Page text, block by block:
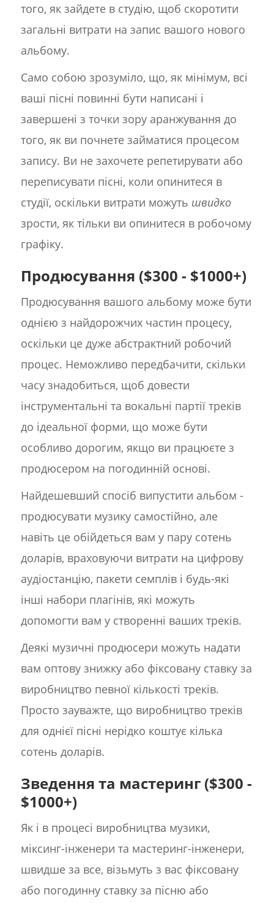
того, як зайдете в студію, щоб скоротити
загальні витрати на запис вашого нового
альбому.
Само собою зрозуміло, що, як мінімум, всі
ваші пісні повинні бути написані і
завершені з точки зору аранжування до
того, як ви почнете займатися процесом
запису. Ви не захочете репетирувати або
переписувати пісні, коли опинитеся в
студії, оскільки витрати можуть швидко
зрости, як тільки ви опинитеся в робочому
графіку.
Продюсування ($300 - $1000+)
Продюсування вашого альбому може бути
однією з найдорожчих частин процесу,
оскільки це дуже абстрактний робочий
процес. Неможливо передбачити, скільки
часу знадобиться, щоб довести
інструментальні та вокальні партії треків
до ідеальної форми, що може бути
особливо дорогим, якщо ви працюєте з
продюсером на погодинній основі.
Найдешевший спосіб випустити альбом -
продюсувати музику самостійно, але
навіть це обійдеться вам у пару сотень
доларів, враховуючи витрати на цифрову
аудіостанцію, пакети семплів і будь-які
інші набори плагінів, які можуть
допомогти вам у створенні ваших треків.
Деякі музичні продюсери можуть надати
вам оптову знижку або фіксовану ставку за
виробництво певної кількості треків.
Просто зауважте, що виробництво треків
для однієї пісні нерідко коштує кілька
сотень доларів.
Зведення та мастеринг ($300 -
$1000+)
Як і в процесі виробництва музики,
міксинг-інженери та мастеринг-інженери,
швидше за все, візьмуть з вас фіксовану
або погодинну ставку за пісню або